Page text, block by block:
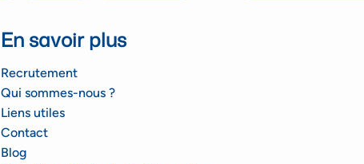
En savoir plus
Recrutement
Qui sommes-nous ?
Liens utiles
Contact
Blog